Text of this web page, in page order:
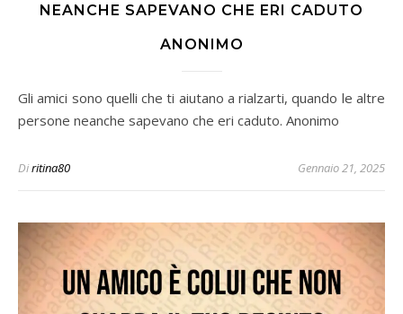
NEANCHE SAPEVANO CHE ERI CADUTO
ANONIMO
Gli amici sono quelli che ti aiutano a rialzarti, quando le altre
persone neanche sapevano che eri caduto. Anonimo
Diritina80 Gennaio 21, 2025